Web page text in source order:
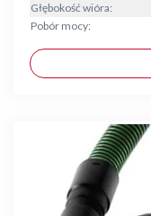
Głębokość wióra:
Pobór mocy: